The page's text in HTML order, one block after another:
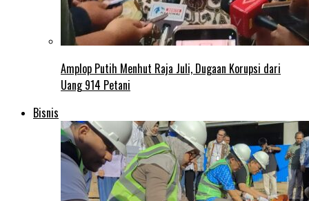
Amplop Putih Menhut Raja Juli, Dugaan Korupsi dari
Uang 914 Petani
Bisnis